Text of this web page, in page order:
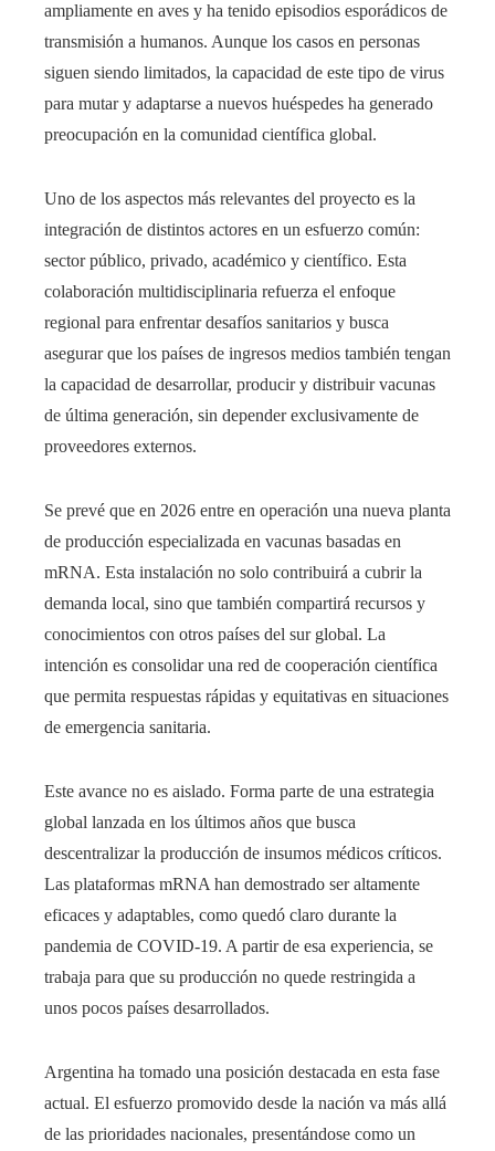
ampliamente en aves y ha tenido episodios esporádicos de
transmisión a humanos. Aunque los casos en personas
siguen siendo limitados, la capacidad de este tipo de virus
para mutar y adaptarse a nuevos huéspedes ha generado
preocupación en la comunidad científica global.
Uno de los aspectos más relevantes del proyecto es la
integración de distintos actores en un esfuerzo común:
sector público, privado, académico y científico. Esta
colaboración multidisciplinaria refuerza el enfoque
regional para enfrentar desafíos sanitarios y busca
asegurar que los países de ingresos medios también tengan
la capacidad de desarrollar, producir y distribuir vacunas
de última generación, sin depender exclusivamente de
proveedores externos.
Se prevé que en 2026 entre en operación una nueva planta
de producción especializada en vacunas basadas en
mRNA. Esta instalación no solo contribuirá a cubrir la
demanda local, sino que también compartirá recursos y
conocimientos con otros países del sur global. La
intención es consolidar una red de cooperación científica
que permita respuestas rápidas y equitativas en situaciones
de emergencia sanitaria.
Este avance no es aislado. Forma parte de una estrategia
global lanzada en los últimos años que busca
descentralizar la producción de insumos médicos críticos.
Las plataformas mRNA han demostrado ser altamente
eficaces y adaptables, como quedó claro durante la
pandemia de COVID-19. A partir de esa experiencia, se
trabaja para que su producción no quede restringida a
unos pocos países desarrollados.
Argentina ha tomado una posición destacada en esta fase
actual. El esfuerzo promovido desde la nación va más allá
de las prioridades nacionales, presentándose como un